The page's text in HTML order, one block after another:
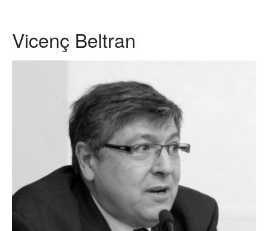
Vicenç Beltran